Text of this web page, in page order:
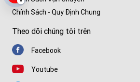
Chính Sách - Quy Định Chung
Theo dõi chúng tôi trên
Facebook
Youtube